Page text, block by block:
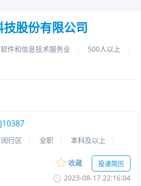
股份有限公司
件和信息技术服务业
500人以上
闵行区 全职
本科及以上
收藏
投递简历
2023-08-1722:16:04